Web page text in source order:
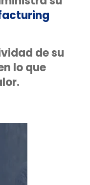
de su
lo que